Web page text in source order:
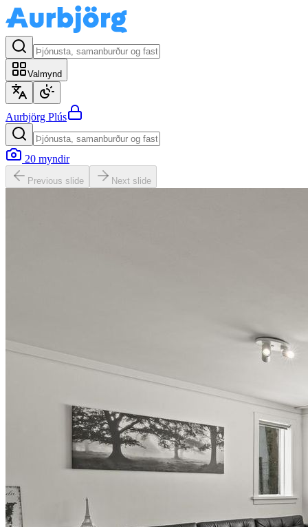
Valmynd
Aurbjörg Plús
20 myndir
Previous slide Next slide